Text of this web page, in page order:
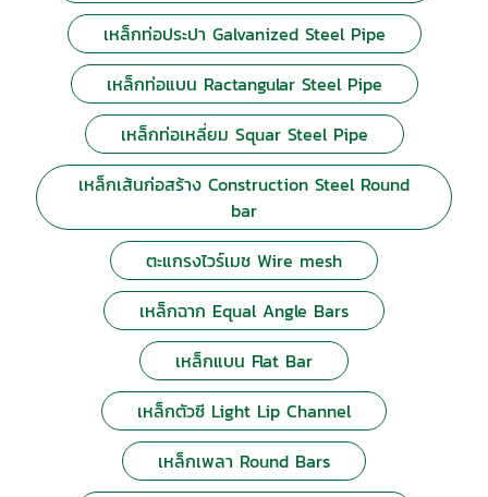
เหล็กท่อประปา Galvanized Steel Pipe
เหล็กท่อแบน Ractangular Steel Pipe
เหล็กท่อเหลี่ยม Squar Steel Pipe
เหล็กเส้นก่อสร้าง Construction Steel Round
bar
ตะแกรงไวร์เมช Wire mesh
เหล็กฉาก Equal Angle Bars
เหล็กแบน Flat Bar
เหล็กตัวซี Light Lip Channel
เหล็กเพลา Round Bars